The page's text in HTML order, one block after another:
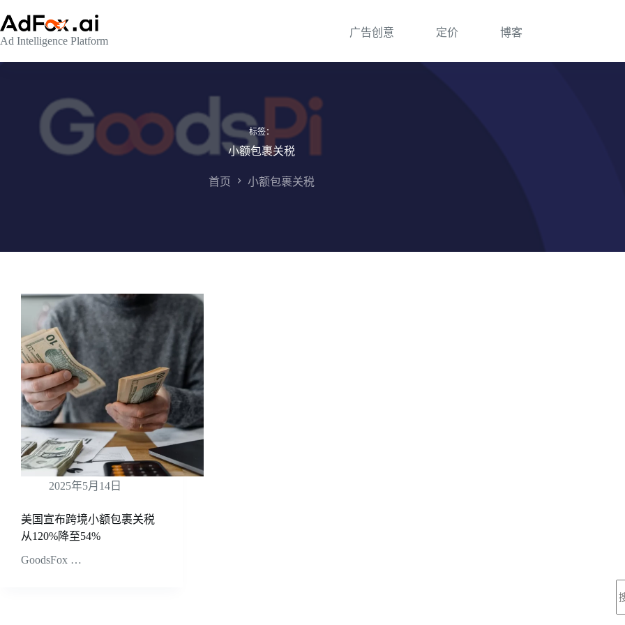
至
内
Ad Intelligence Platform
广告创意 定价 博客
标签：
小额包裹关税
首页 小额包裹关税
2025年5月14日
美国宣布跨境小额包裹关税
从120%降至54%
GoodsFox …